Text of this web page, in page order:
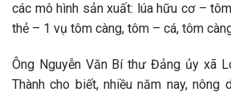
các mô hình sản xuất: lúa hữu cơ –
thẻ – 1 vụ tôm càng, tôm – cá, tôm
Ông Nguyễn Văn Bí thư Đảng ủy xã
Thành cho biết, nhiều năm nay, nông